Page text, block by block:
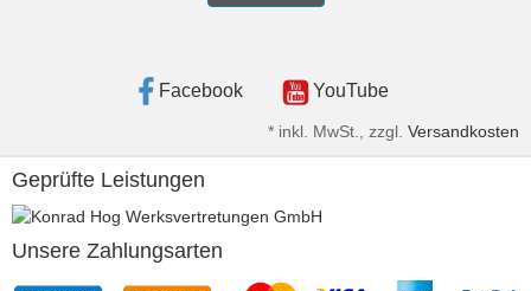
Facebook YouTube
* inkl. MwSt., zzgl. Versandkosten
Geprüfte Leistungen
Unsere Zahlungsarten